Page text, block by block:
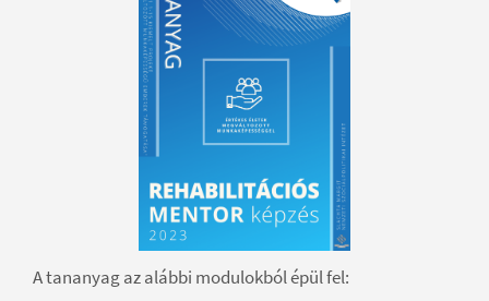
A tananyag az alábbi modulokból épül fel: